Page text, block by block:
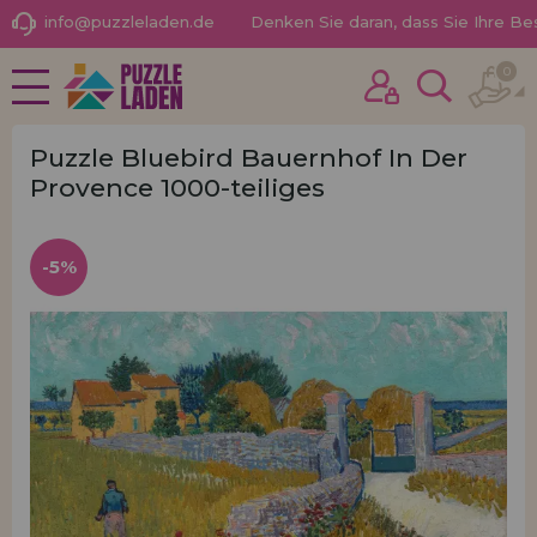
NEUHEITEN
ANGEBOTE
PUZZLE FÜR ERWACHSENE
KINDERPUZZLES
PUZZLES NACH MARKEN
PUZZLES NACH THEMEN
PUZZLES POR AUTORES
PUZZLE-ZUBEHÖR
BRETTSPIELE
info@puzzleladen.de Denken Sie daran, dass Sie Ihre
Ich bin Kunde
Passwort vergessen?
0
Puzzle Bluebird Bauernhof In Der
Provence 1000-teiliges
-5%